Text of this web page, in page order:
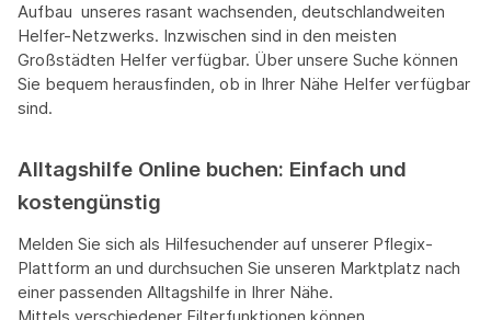
Aufbau unseres rasant wachsenden, deutschlandweiten
Helfer-Netzwerks. Inzwischen sind in den meisten
Großstädten Helfer verfügbar. Über unsere Suche können
Sie bequem herausfinden, ob in Ihrer Nähe Helfer verfügbar
sind.
Alltagshilfe Online buchen: Einfach und
kostengünstig
Melden Sie sich als Hilfesuchender auf unserer Pflegix-
Plattform an und durchsuchen Sie unseren Marktplatz nach
einer passenden Alltagshilfe in Ihrer Nähe.
Mittels verschiedener Filterfunktionen können